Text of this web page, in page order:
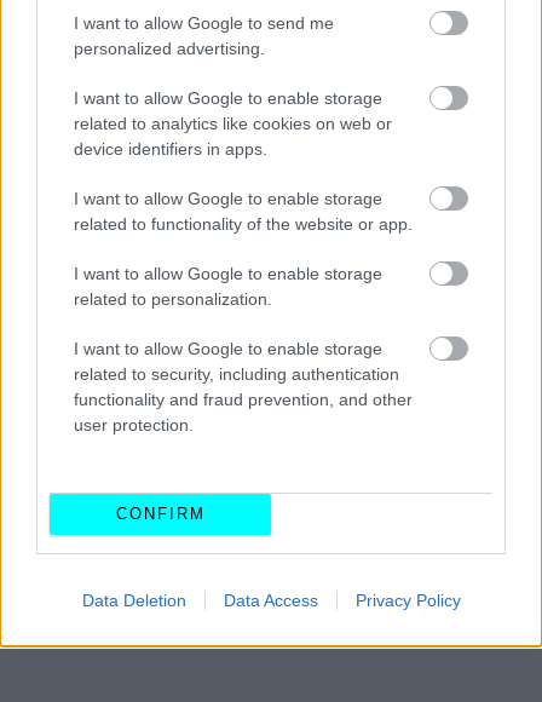
I want to allow Google to send me
personalized advertising.
I want to allow Google to enable storage
related to analytics like cookies on web or
device identifiers in apps.
I want to allow Google to enable storage
related to functionality of the website or app.
I want to allow Google to enable storage
related to personalization.
I want to allow Google to enable storage
related to security, including authentication
functionality and fraud prevention, and other
user protection.
CONFIRM
Data Deletion Data Access Privacy Policy
κιβώτιο
συνεχώς μεταβαλλόμενων σχέσεων, ώστε να
βελτιωθούν τα χαρακτηριστικά λειτουργίας του, ενώ στην
σκληρότερες είναι και οι ρυθμίσεις της ανάρτησης
ειδικότερα των αμορτισέρ.